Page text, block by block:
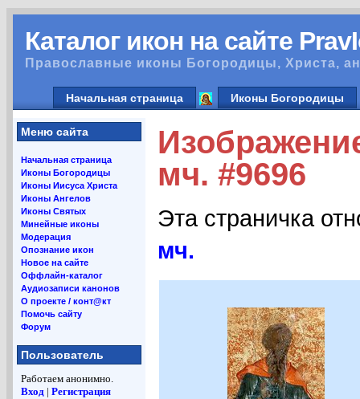
Каталог икон на сайте
Православные иконы Богородицы, Христа,
Начальная страница Иконы Богородицы
Меню сайта
Начальная страница
Иконы Богородицы
Иконы Иисуса Христа
Иконы Ангелов
Иконы Святых
Минейные иконы
Модерация
Опознание икон
Новое на сайте
Оффлайн-каталог
Аудиозаписи канонов
О проекте / конт@кт
Помочь сайту
Форум
Пользователь
Работаем анонимно.
Вход | Регистрация
мч. #9696
Эта страничка
мч.